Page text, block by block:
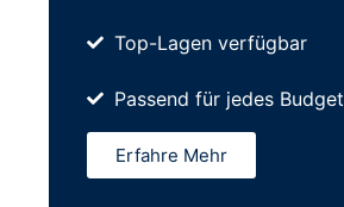
Top-Lagen verfügbar
Passend für jedes Budget
Erfahre Mehr